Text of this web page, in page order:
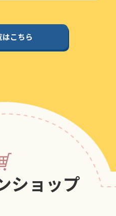
はこちら
ショップ